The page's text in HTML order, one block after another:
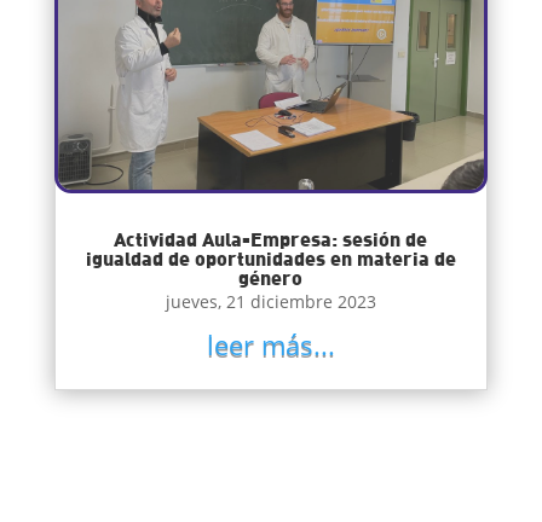
Actividad Aula-Empresa: sesión de
igualdad de oportunidades en materia de
género
jueves, 21 diciembre 2023
leer más...